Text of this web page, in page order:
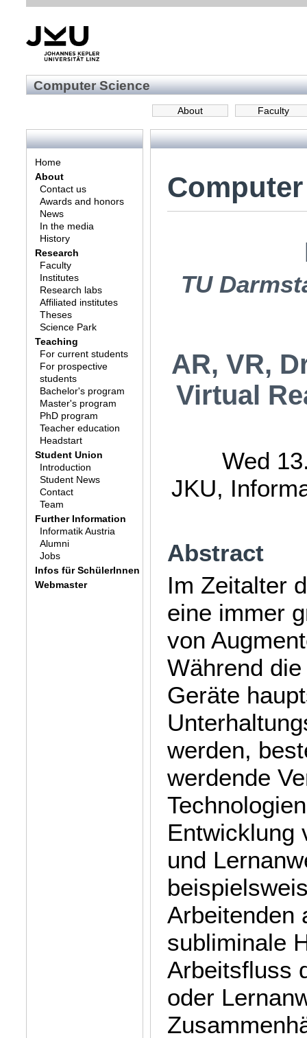
Computer Science
Faculty
About
Home
About
Contact us
Awards and honors
News
In the media
History
Research
Faculty
Institutes
Research labs
Affiliated institutes
Theses
Science Park
Teaching
For current students
For prospective
students
Bachelor's program
Master's program
PhD program
Teacher education
Headstart
Student Union
Introduction
Student News
Contact
Team
Further Information
Informatik Austria
Alumni
Jobs
Infos für SchülerInnen
Webmaster
TU
AR, VR,
Virtual
Wed
JKU,
Abstract
Im Zeitalter
eine immer
von
Während
Geräte
werden,
werdende
Entwicklung
und
Arbeitenden
subliminale
Arbeitsfluss
oder